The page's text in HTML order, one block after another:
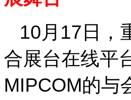
10月17日，
合展台在线平
MIPCOM的与